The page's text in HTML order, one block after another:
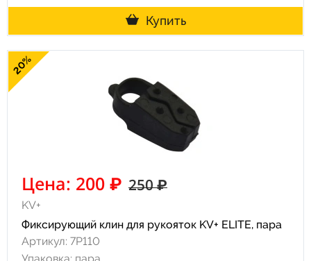
Купить
20%
Цена: 200 ₽ 250 ₽
KV+
Фиксирующий клин для рукояток KV+ ELITE, пара
Артикул: 7P110